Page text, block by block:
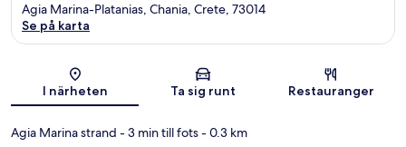
Karta
Agia Marina-Platanias, Chania, Crete, 73014
Se på karta
I närheten Ta sig runt Restauranger
Agia Marina strand - 3 min till fots- 0.3 km